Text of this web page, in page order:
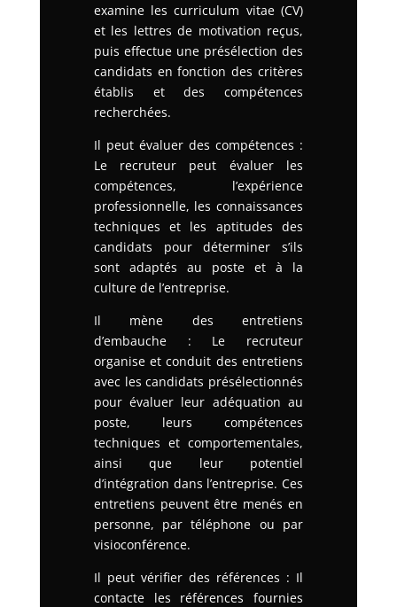
examine les curriculum vitae (CV)
et les lettres de motivation reçus,
puis effectue une présélection des
candidats en fonction des critères
établis et des compétences
recherchées.
Il peut évaluer des compétences :
Le recruteur peut évaluer les
compétences, l’expérience
professionnelle, les connaissances
techniques et les aptitudes des
candidats pour déterminer s’ils
sont adaptés au poste et à la
culture de l’entreprise.
Il mène des entretiens
d’embauche : Le recruteur
organise et conduit des entretiens
avec les candidats présélectionnés
pour évaluer leur adéquation au
poste, leurs compétences
techniques et comportementales,
ainsi que leur potentiel
d’intégration dans l’entreprise.Ces
entretiens peuvent être menés en
personne, par téléphone ou par
visioconférence.
Il peut vérifier des références : Il
contacte les références fournies